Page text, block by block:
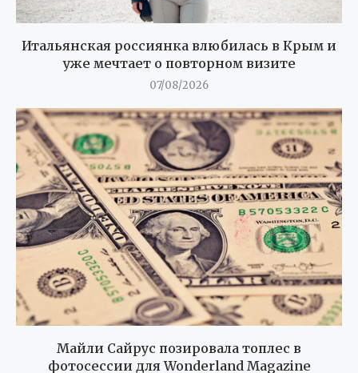
Итальянская россиянка влюбилась в Крым и
уже мечтает о повторном визите
07/08/2026
Майли Сайрус позировала топлес в
фотосессии для Wonderland Magazine